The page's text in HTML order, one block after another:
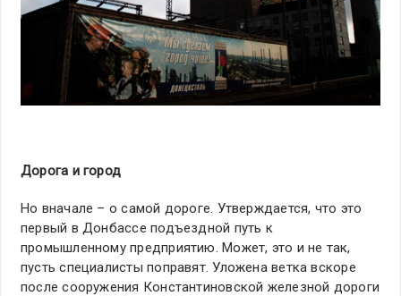
Дорога и город
Но вначале – о самой дороге. Утверждается, что это
первый в Донбассе подъездной путь к
промышленному предприятию. Может, это и не так,
пусть специалисты поправят. Уложена ветка вскоре
после сооружения Константиновской железной дороги